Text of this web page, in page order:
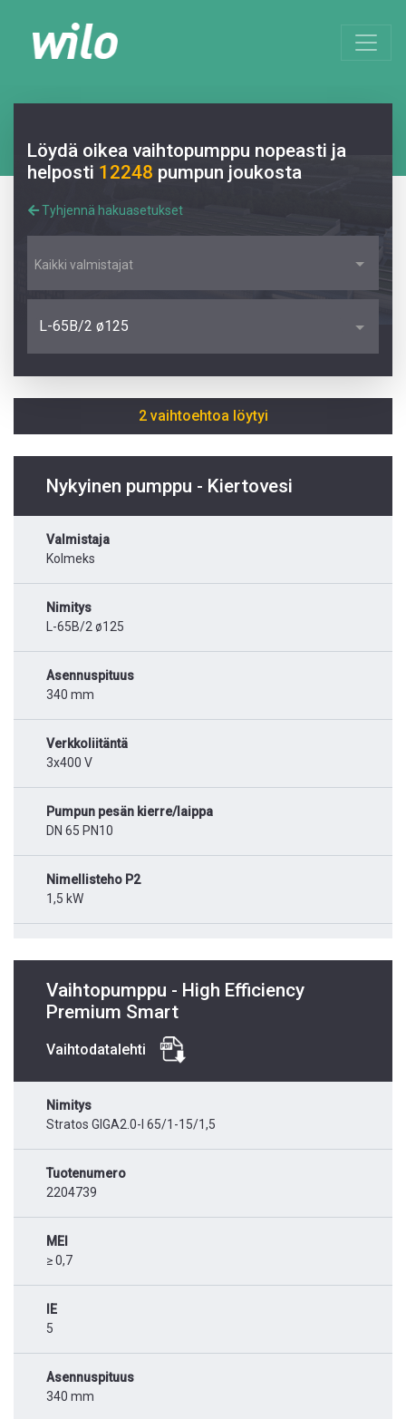
Löydä oikea vaihtopumppu nopeasti ja
helposti 12248 pumpun joukosta
Tyhjennä hakuasetukset
Kaikki valmistajat
L-65B/2 ø125
2 vaihtoehtoa löytyi
Nykyinen pumppu - Kiertovesi
Valmistaja
Kolmeks
Nimitys
L-65B/2 ø125
Asennuspituus
340 mm
Verkkoliitäntä
3x400 V
Pumpun pesän kierre/laippa
DN 65 PN10
Nimellisteho P2
1,5 kW
Vaihtopumppu - High Efficiency
Premium Smart
Vaihtodatalehti
Nimitys
Stratos GIGA2.0-I 65/1-15/1,5
Tuotenumero
2204739
MEI
≥ 0,7
IE
5
Asennuspituus
340 mm